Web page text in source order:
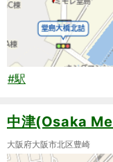
#駅
中津(Osaka
大阪府大阪市北区豊崎